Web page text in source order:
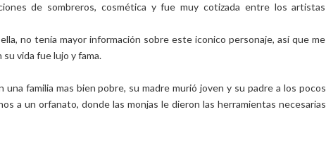
de sombreros, cosmética y fue muy cotizada entre los artistas
no tenía mayor información sobre este iconico personaje, así que me
vida fue lujo y fama.
una familia mas bien pobre, su madre murió joven y su padre a los pocos
a un orfanato, donde las monjas le dieron las herramientas necesarias